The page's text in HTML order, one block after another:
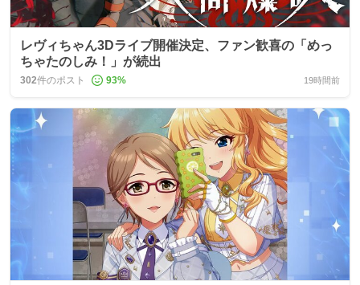
レヴィちゃん3Dライブ開催決定、ファン歓喜の「めっ
ちゃたのしみ！」が続出
302件のポスト 93% 19時間前